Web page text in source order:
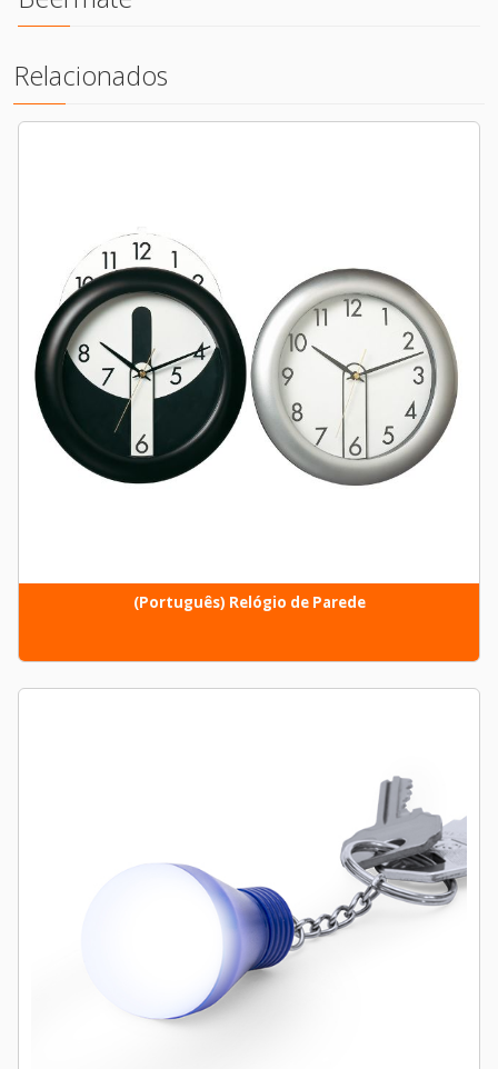
Relacionados
(Português) Relógio de Parede